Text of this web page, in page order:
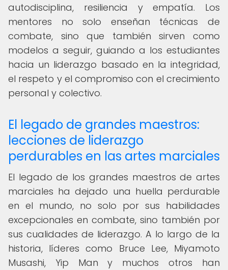
autodisciplina, resiliencia y empatía. Los
mentores no solo enseñan técnicas de
combate, sino que también sirven como
modelos a seguir, guiando a los estudiantes
hacia un liderazgo basado en la integridad,
el respeto y el compromiso con el crecimiento
personal y colectivo.
El legado de grandes maestros:
lecciones de liderazgo
perdurables en las artes marciales
El legado de los grandes maestros de artes
marciales ha dejado una huella perdurable
en el mundo, no solo por sus habilidades
excepcionales en combate, sino también por
sus cualidades de liderazgo. A lo largo de la
historia, líderes como Bruce Lee, Miyamoto
Musashi, Yip Man y muchos otros han